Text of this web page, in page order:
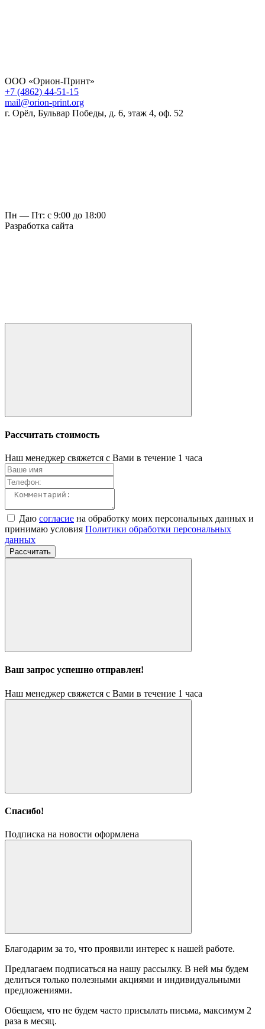
ООО «Орион-Принт»
+7 (4862) 44-51-15
mail@orion-print.org
г. Орёл, Бульвар Победы, д. 6, этаж 4, оф. 52
Пн — Пт: с 9:00 до 18:00
Разработка сайта
Рассчитать стоимость
Наш менеджер свяжется с Вами в течение 1 часа
Даю согласие на обработку моих персональных данных и
принимаю условия Политики обработки персональных
данных
Рассчитать
Ваш запрос успешно отправлен!
Наш менеджер свяжется с Вами в течение 1 часа
Спасибо!
Подписка на новости оформлена
Благодарим за то, что проявили интерес к нашей работе.
Предлагаем подписаться на нашу рассылку. В ней мы будем
делиться только полезными акциями и индивидуальными
предложениями.
Обещаем, что не будем часто присылать письма, максимум 2
раза в месяц.